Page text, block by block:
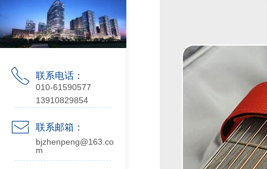
ꂅ 联系电话：
010-61590577
13910829854
ꂘ 联系邮箱：
bjzhenpeng@163.co
m